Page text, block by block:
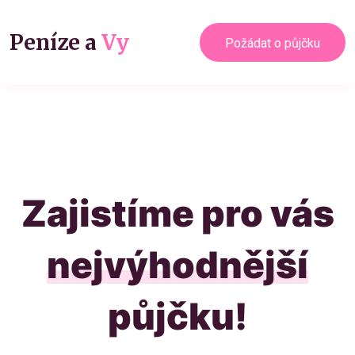
Peníze a Vy Požádat o půjčku
Zajistíme pro vás
nejvýhodnější
půjčku!